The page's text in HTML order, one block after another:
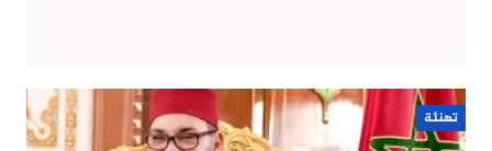
تهنئة